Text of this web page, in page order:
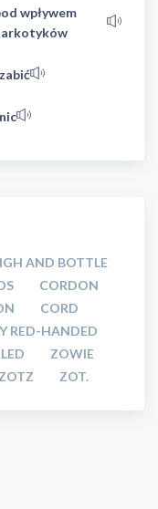
wpływem
zabić
nic
AND BOTTLE
CORDON
CORD
RED-HANDED
ZOWIE
ZOTZ ZOT.